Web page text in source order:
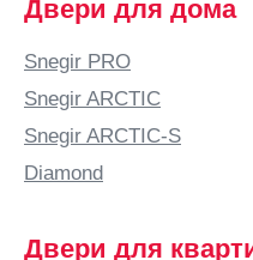
область)
Атырау
Аша
Б
Бабяково
Баку
Двери для дома
Snegir PRO
Snegir ARCTIC
Snegir ARCTIC-S
Diamond
Двери для